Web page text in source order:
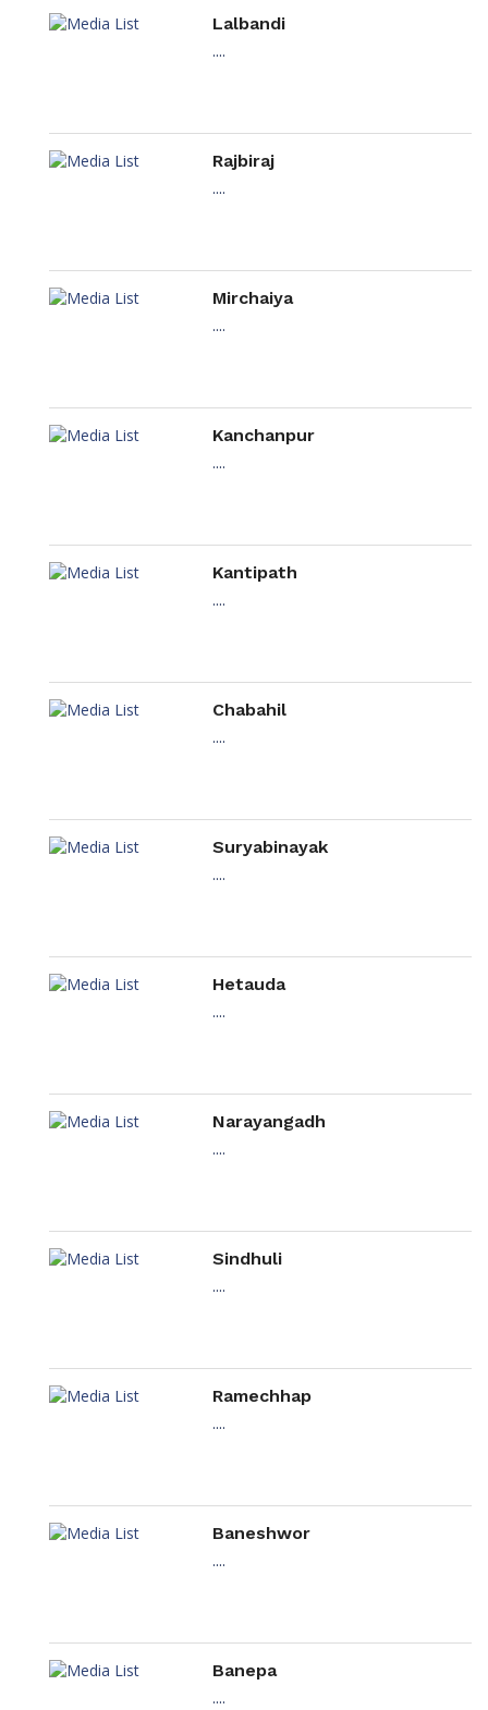
Lalbandi
....
Rajbiraj
....
Mirchaiya
....
Kanchanpur
....
Kantipath
....
Chabahil
....
Suryabinayak
....
Hetauda
....
Narayangadh
....
Sindhuli
....
Ramechhap
....
Baneshwor
....
Banepa
....